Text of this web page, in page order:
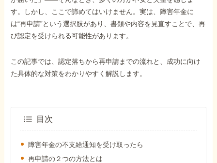
障害年金の基礎知識
障害年金の金額
Q&A・相談事例
障害年金コラム
す。しかし、ここで諦めてはいけません。実は、障害年金に
は“再申請”という選択肢があり、書類や内容を見直すことで、再
び認定を受けられる可能性があります。
この記事では、認定落ちから再申請までの流れと、成功に向け
た具体的な対策をわかりやすく解説します。
目次
障害年金の不支給通知を受け取ったら
再申請の２つの方法とは